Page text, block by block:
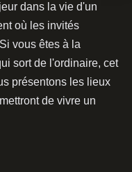
dans la vie d'un
où les invités
vous êtes à la
sort de l'ordinaire, cet
présentons les lieux
de vivre un